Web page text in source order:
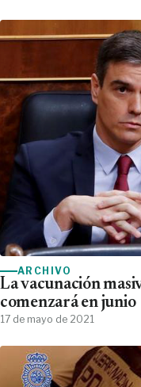
ARCHIVO
La vacunación
comenzará en junio
17 de mayo de 2021